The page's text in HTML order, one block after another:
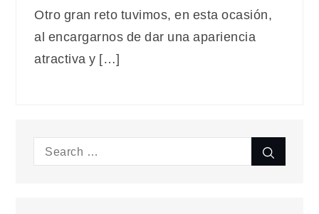
Otro gran reto tuvimos, en esta ocasión,
al encargarnos de dar una apariencia
atractiva y […]
Search